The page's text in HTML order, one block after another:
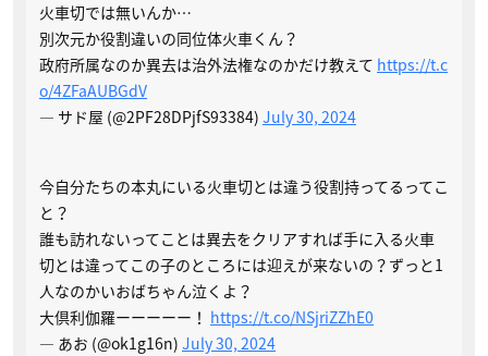
火車切では無いんか…
別次元か役割違いの同位体火車くん？
政府所属なのか異去は治外法権なのかだけ教えて https://t.c
o/4ZFaAUBGdV
— サド屋 (@2PF28DPjfS93384) July 30, 2024
今自分たちの本丸にいる火車切とは違う役割持ってるってこ
と？
誰も訪れないってことは異去をクリアすれば手に入る火車
切とは違ってこの子のところには迎えが来ないの？ずっと1
人なのかいおばちゃん泣くよ？
大倶利伽羅ーーーーー！ https://t.co/NSjriZZhE0
— あお (@ok1g16n) July 30, 2024